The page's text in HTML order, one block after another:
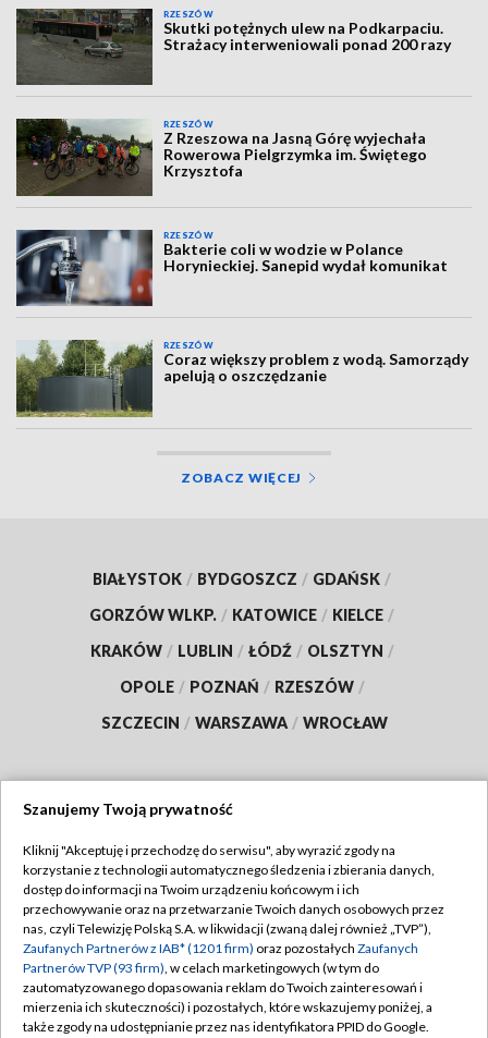
RZESZÓW
Skutki potężnych ulew na Podkarpaciu.
Strażacy interweniowali ponad 200 razy
RZESZÓW
Z Rzeszowa na Jasną Górę wyjechała
Rowerowa Pielgrzymka im. Świętego
Krzysztofa
RZESZÓW
Bakterie coli w wodzie w Polance
Horynieckiej. Sanepid wydał komunikat
RZESZÓW
Coraz większy problem z wodą. Samorządy
apelują o oszczędzanie
ZOBACZ WIĘCEJ
BIAŁYSTOK / BYDGOSZCZ / GDAŃSK /
GORZÓW WLKP. / KATOWICE / KIELCE /
KRAKÓW / LUBLIN / ŁÓDŹ / OLSZTYN /
OPOLE / POZNAŃ / RZESZÓW /
SZCZECIN / WARSZAWA / WROCŁAW
TVP
Abonament TVP
Emisja w TVP
Centrum informacji TVP
Naziemna Telewizja Cyfrowa
Regulamin TVP
Polityka prywatności
Moje zgody
Pomoc
Szanujemy Twoją prywatność
Kliknij "Akceptuję i przechodzę do serwisu", aby wyrazić zgody na
korzystanie z technologii automatycznego śledzenia i zbierania danych,
dostęp do informacji na Twoim urządzeniu końcowym i ich
przechowywanie oraz na przetwarzanie Twoich danych osobowych przez
nas, czyli Telewizję Polską S.A. w likwidacji (zwaną dalej również „TVP”),
Zaufanych Partnerów z IAB* (1201 firm) oraz pozostałych Zaufanych
Partnerów TVP (93 firm), w celach marketingowych (w tym do
zautomatyzowanego dopasowania reklam do Twoich zainteresowań i
mierzenia ich skuteczności) i pozostałych, które wskazujemy poniżej, a
także zgody na udostępnianie przez nas identyfikatora PPID do Google.